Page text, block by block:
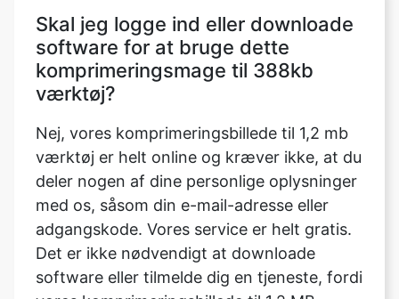
værktøj?
Nej, vores komprimeringsbillede til 1,2 mb
værktøj er helt online og kræver ikke, at du
deler nogen af dine personlige oplysninger
med os, såsom din e-mail-adresse eller
adgangskode. Vores service er helt gratis.
Det er ikke nødvendigt at downloade
software eller tilmelde dig en tjeneste, fordi
vores komprimeringsbillede til 1,2 MB
værktøj gemmes lokalt i din webbrowser.